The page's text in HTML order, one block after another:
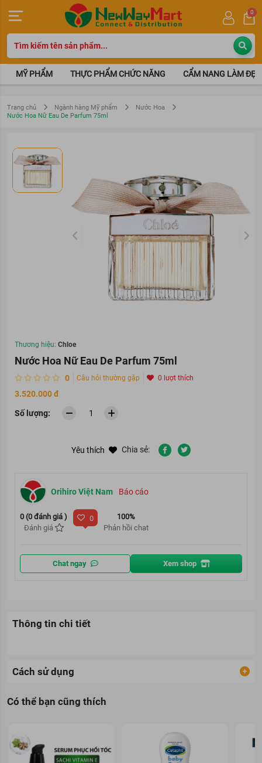
0
MỸ PHẨM THỰC PHẨM CHỨC NĂNG CẨM NANG LÀM ĐẸP
Trang chủ Ngành hàng Mỹ phẩm
Nước Hoa
Nước Hoa Nữ Eau De Parfum 75ml
Thương hiệu: Chloe
Nước Hoa Nữ Eau De Parfum 75ml
0 Câu hỏi thường gặp 0 lượt thích
3.520.000 đ
Số lượng:
Orihiro Việt Nam Báo cáo
0 (0 đánh giá )
Đánh giá
0
100%
Phản hồi chat
Chat ngay Xem shop
Yêu thích Chia sẻ:
Thông tin chi tiết
Cách sử dụng
Có thể bạn cũng thích